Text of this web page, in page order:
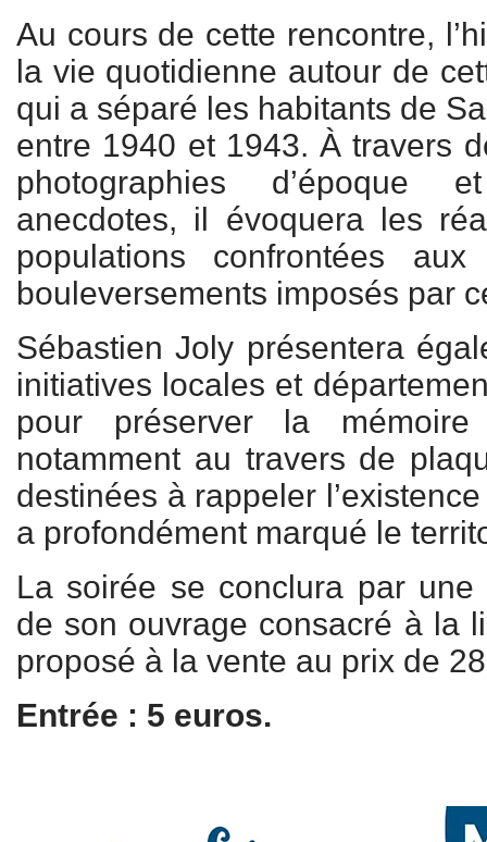
Au cours de cette rencontre,
la vie quotidienne autour de
qui a séparé les habitants de
entre 1940 et 1943. À travers
photographies d’époque
anecdotes, il évoquera les
populations confrontées
bouleversements imposés par
Sébastien Joly présentera
initiatives locales et
pour préserver la
notamment au travers de
destinées à rappeler
a profondément marqué le
La soirée se conclura par
de son ouvrage consacré à la
proposé à la vente au prix de
Entrée : 5 euros.